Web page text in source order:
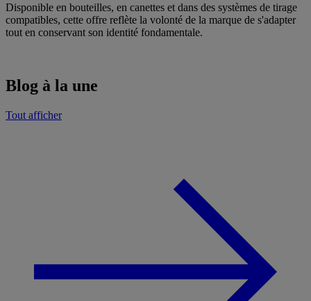
Disponible en bouteilles, en canettes et dans des systèmes de tirage
compatibles, cette offre reflète la volonté de la marque de s'adapter
tout en conservant son identité fondamentale.
Blog à la une
Tout afficher